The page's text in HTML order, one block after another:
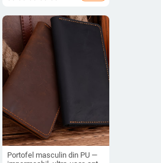
Portofel masculin din PU —